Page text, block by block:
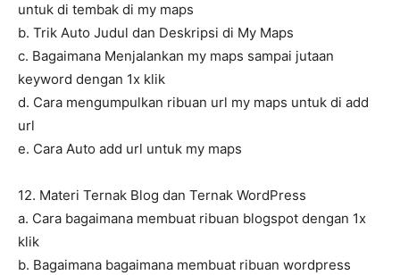
untuk di tembak di my maps
b. Trik Auto Judul dan Deskripsi di My Maps
c. Bagaimana Menjalankan my maps sampai jutaan
keyword dengan 1x klik
d. Cara mengumpulkan ribuan url my maps untuk di add
url
e. Cara Auto add url untuk my maps
12. Materi Ternak Blog dan Ternak WordPress
a. Cara bagaimana membuat ribuan blogspot dengan 1x
klik
b. Bagaimana bagaimana membuat ribuan wordpress